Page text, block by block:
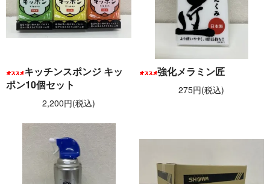
キッチンスポンジ キッ
ポン10個セット
2,200円(税込)
強化メラミン匠
275円(税込)